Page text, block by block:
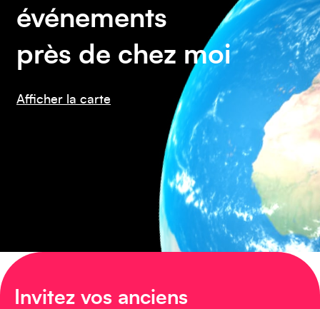
événements
près de chez moi
Afficher la carte
Invitez vos anciens
Amérique du Sud